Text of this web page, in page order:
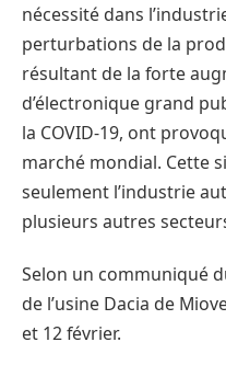
nécessité dans
perturbations de la
résultant de la forte
d’électronique grand
la COVID-19, ont
marché mondial. Cette
seulement l’industrie
plusieurs autres
Selon un communiqué
de l’usine Dacia de
et 12 février.